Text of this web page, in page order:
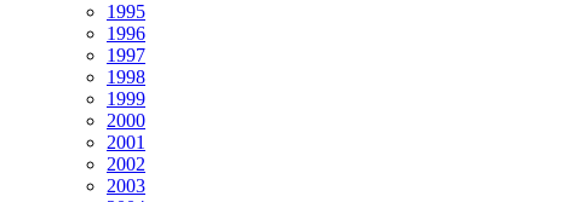
1995
1996
1997
1998
1999
2000
2001
2002
2003